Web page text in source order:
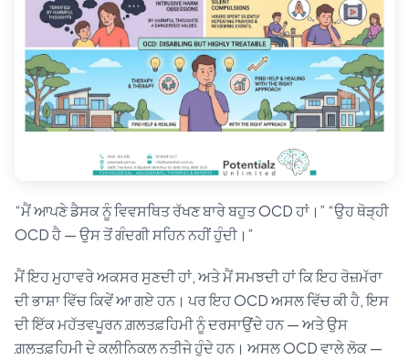
“ਮੈਂ ਆਪਣੇ ਡੈਸਕ ਨੂੰ ਵਿਵਸਥਿਤ ਰੱਖਣ ਬਾਰੇ ਬਹੁਤ OCD ਹਾਂ।” “ਉਹ ਥੋੜ੍ਹੀ
OCD ਹੈ — ਉਸ ਤੋਂ ਗੰਦਗੀ ਸਹਿਨ ਨਹੀਂ ਹੁੰਦੀ।”
ਮੈਂ ਇਹ ਮੁਹਾਵਰੇ ਅਕਸਰ ਸੁਣਦੀ ਹਾਂ, ਅਤੇ ਮੈਂ ਸਮਝਦੀ ਹਾਂ ਕਿ ਇਹ ਰੋਜ਼ਮੱਰਾ
ਦੀ ਭਾਸ਼ਾ ਵਿੱਚ ਕਿਵੇਂ ਆ ਗਏ ਹਨ। ਪਰ ਇਹ OCD ਅਸਲ ਵਿੱਚ ਕੀ ਹੈ, ਇਸ
ਦੀ ਇੱਕ ਮਹੱਤਵਪੂਰਨ ਗ਼ਲਤਫ਼ਹਿਮੀ ਨੂੰ ਦਰਸਾਉਂਦੇ ਹਨ — ਅਤੇ ਉਸ
ਗ਼ਲਤਫ਼ਹਿਮੀ ਦੇ ਕਲੀਨਿਕਲ ਨਤੀਜੇ ਹੁੰਦੇ ਹਨ। ਅਸਲ OCD ਵਾਲੇ ਲੋਕ —